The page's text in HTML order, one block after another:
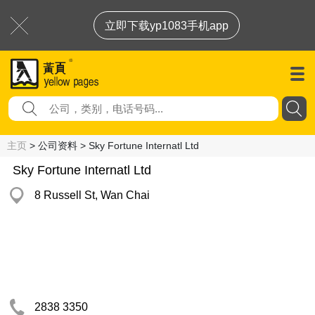
立即下载yp1083手机app
主页 > 公司资料 > Sky Fortune Internatl Ltd
Sky Fortune Internatl Ltd
8 Russell St, Wan Chai
2838 3350